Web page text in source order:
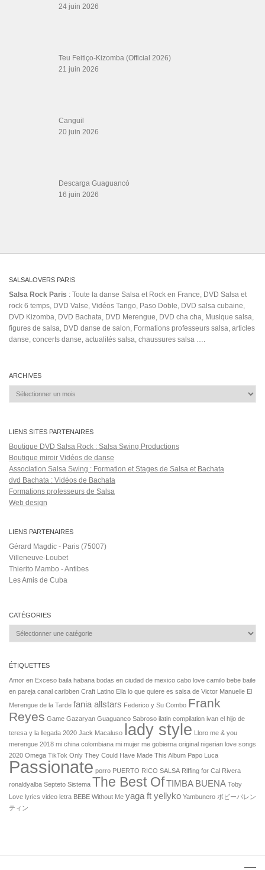
24 juin 2026
Teu Feitiço-Kizomba (Official 2026)
21 juin 2026
Canguil
20 juin 2026
Descarga Guaguancó
16 juin 2026
SALSALOVERS PARIS
Salsa Rock Paris : Toute la danse Salsa et Rock en France, DVD Salsa et
rock 6 temps, DVD Valse, Vidéos Tango, Paso Doble, DVD salsa cubaine,
DVD Kizomba, DVD Bachata, DVD Merengue, DVD cha cha, Musique salsa,
figures de salsa, DVD danse de salon, Formations professeurs salsa, articles
danse, concerts danse, actualités salsa, chaussures salsa ….
ARCHIVES
Archives
LIENS SITES PARTENAIRES
Boutique DVD Salsa Rock : Salsa Swing Productions
Boutique miroir Vidéos de danse
Association Salsa Swing : Formation et Stages de Salsa et Bachata
dvd Bachata : Vidéos de Bachata
Formations professeurs de Salsa
Web design
LIENS PARTENAIRES
Gérard Magdic - Paris (75007)
Villeneuve-Loubet
Thierito Mambo - Antibes
Les Amis de Cuba
CATÉGORIES
Catégories
ÉTIQUETTES
Amor en Exceso baila habana bodas en ciudad de mexico cabo love camilo bebe baile
en pareja canal caribben Craft Latino Ella lo que quiere es salsa de Victor Manuelle El
Merengue de la Tarde fania allstars Federico y Su Combo Frank
Reyes Game Gazaryan Guaguanco Sabroso ilatin compilation ivan el hijo de
teresa y la llegada 2020 Jack Macaluso lady style Lloro me & you
merengue 2018 mi china colombiana mi mujer me gobierna original nigerian love songs
2020 Omega TikTok Only They Could Have Made This Album Papo Luca
Passionate porro PUERTO RICO SALSA Riffing for Cal Rivera
ronaldyalba Septeto Sistema The Best OfTIMBA BUENA Toby
Love lyrics video letra BEBE Without Me yaga ft yellyko Yambunero ボビーバレン
ティン